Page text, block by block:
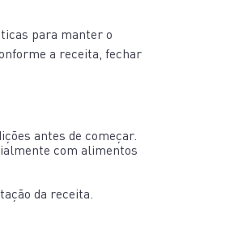
para manter o
a receita, fechar
antes de começar.
com alimentos
da receita.